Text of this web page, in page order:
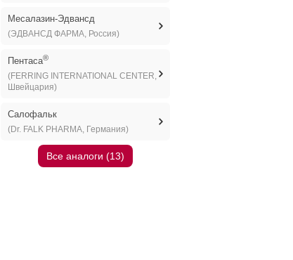
Месалазин-Эдвансд
(ЭДВАНСД ФАРМА, Россия)
Пентаса®
(FERRING INTERNATIONAL CENTER,
Швейцария)
Салофальк
(Dr. FALK PHARMA, Германия)
Все аналоги (13)